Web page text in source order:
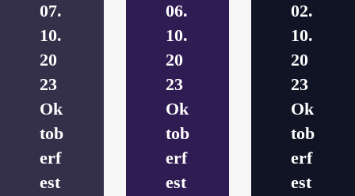
07.
10.
20
23
Ok
tob
erf
est
06.
10.
20
23
Ok
tob
erf
est
02.
10.
20
23
Ok
tob
erf
est